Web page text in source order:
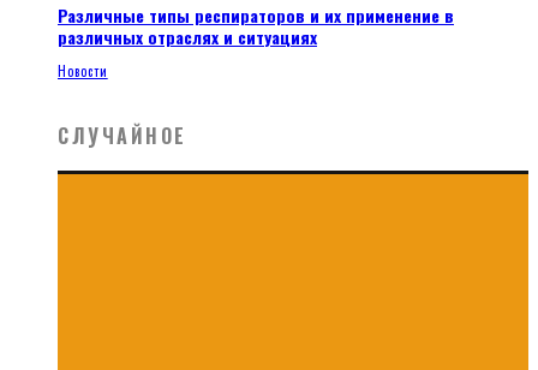
Различные типы респираторов и их применение в
различных отраслях и ситуациях
Новости
СЛУЧАЙНОЕ